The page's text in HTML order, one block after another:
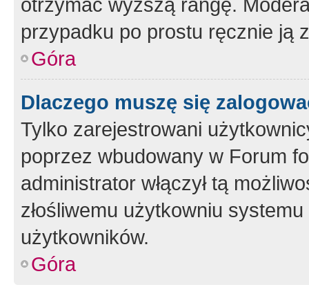
przypadku po prostu ręcznie ją
Góra
Dlaczego muszę się
Tylko zarejestrowani
poprzez wbudowany w Forum
administrator włączył tą
złośliwemu użytkowniu
użytkowników.
Góra